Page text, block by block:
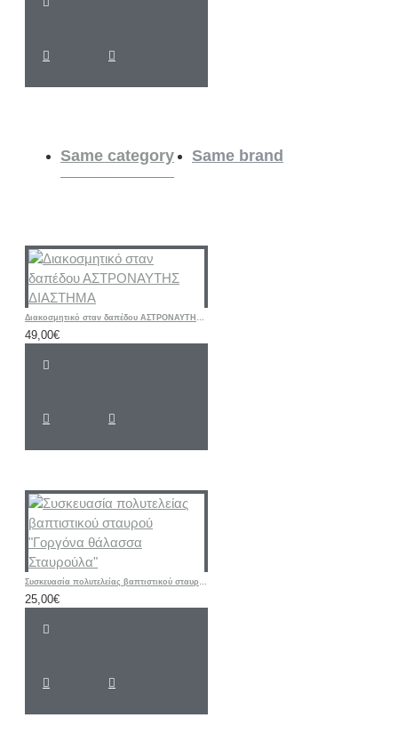
Same category Same brand
Διακοσμητικό σταν δαπέδου ΑΣΤΡΟΝΑΥΤΗΣ ΔΙΑΣΤΗΜΑ
49,00€
Συσκευασία πολυτελείας βαπτιστικού σταυρού "Γοργόνα θάλασσα Σταυρούλα"
25,00€